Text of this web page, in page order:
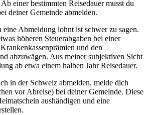
einer bestimmten Reisedauer musst du
deiner Gemeinde abmelden.
Abmeldung lohnt ist schwer zu sagen.
höheren Steuerabgaben bei einer
und den
abzuwägen. Aus meiner subjektiven Sicht
ab etwa einem halben Jahr Reisedauer.
in der Schweiz abmelden, melde dich
vor Abreise) bei deiner Gemeinde. Diese
aushändigen und eine